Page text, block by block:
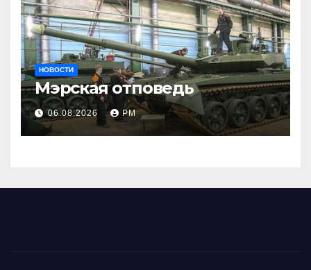
НОВОСТИ
Мэрская отповедь
06.08.2026 РМ